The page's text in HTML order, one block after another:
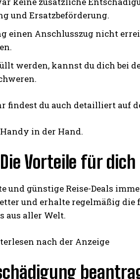
und Ersatzbeförderung.
einen Anschlusszug nicht
werden, kannst du dich bei
findest du auch detailliert auf
Vorteile für dich
günstige Reise-Deals
und erhalte regelmäßig
aus aller Welt.
nach der Anzeige